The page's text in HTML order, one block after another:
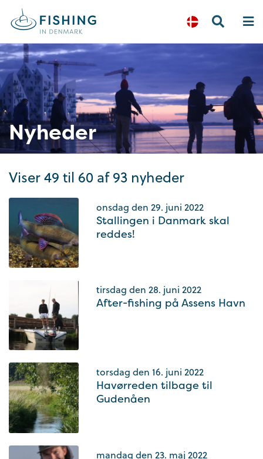
Nyheder
Viser 49 til 60 af 93 nyheder
onsdag den 29. juni 2022
Stallingen i Danmark skal
reddes!
tirsdag den 28. juni 2022
After-fishing på Assens Havn
torsdag den 16. juni 2022
Havørreden tilbage til
Gudenåen
mandag den 23. maj 2022